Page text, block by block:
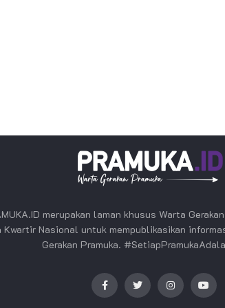
merupakan laman khusus Warta
Kwartir Nasional untuk mempublikasikan
Gerakan Pramuka.